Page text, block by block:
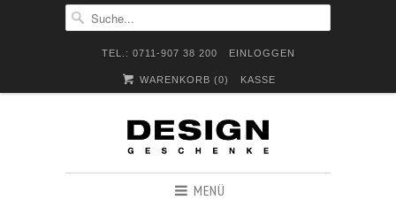
TEL.: 0711-907 38 200 EINLOGGEN
WARENKORB (0) KASSE
MENÜ